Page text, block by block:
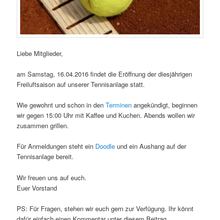
Liebe Mitglieder,
am Samstag, 16.04.2016 findet die Eröffnung der diesjährigen
Freiluftsaison auf unserer Tennisanlage statt.
Wie gewohnt und schon in denTerminen angekündigt, beginnen
wir gegen 15:00 Uhr mit Kaffee und Kuchen. Abends wollen wir
zusammen grillen.
Für Anmeldungen steht ein Doodle und ein Aushang auf der
Tennisanlage bereit.
Wir freuen uns auf euch.
Euer Vorstand
PS: Für Fragen, stehen wir euch gern zur Verfügung. Ihr könnt